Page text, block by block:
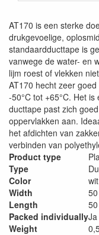
AT170 is een sterke
drukgevoelige,
standaardducttape is
vanwege de water- en
lijm roest of vlekken
AT170 hecht zeer
-50°C tot +65°C. Het
ducttape past zich
oppervlakken aan.
het afdichten van
verbinden van
Product type
Type
Color
wit
Width
Length
Packed individuallyJa
Weight